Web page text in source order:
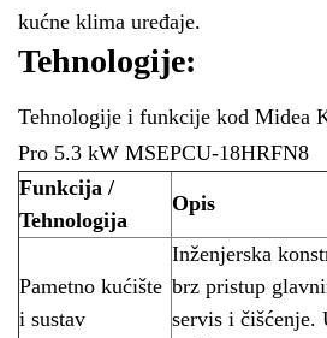
kućne klima uređaje.
Tehnologije:
Tehnologije i funkcije kod Midea
Pro 5.3 kW MSEPCU-18HRFN8
Funkcija /
Tehnologija
Opis
Pametno kućište
i sustav
Inženjerska
brz pristup
servis i čišćenje.